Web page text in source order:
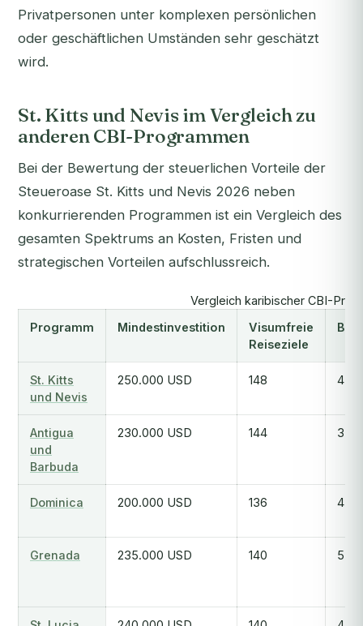
Privatpersonen unter komplexen persönlichen
oder geschäftlichen Umständen sehr geschätzt
wird.
St. Kitts und Nevis im Vergleich zu
anderen CBI-Programmen
Bei der Bewertung der steuerlichen Vorteile der
Steueroase St. Kitts und Nevis 2026 neben
konkurrierenden Programmen ist ein Vergleich des
gesamten Spektrums an Kosten, Fristen und
strategischen Vorteilen aufschlussreich.
Vergleich karibischer CBI-
Programm
Mindestinvestition
Visumfreie
Reiseziele
St. Kitts
und Nevis
250.000 USD 148 4-6
Antigua
und
Barbuda
230.000 USD 144 3-6
Dominica 200.000 USD 136 4-6
Grenada 235.000 USD 140 5-7